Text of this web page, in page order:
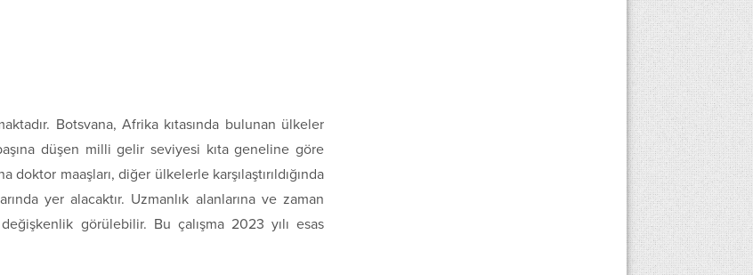
Botsvana, Afrika kıtasında bulunan ülkeler
düşen milli gelir seviyesi kıta geneline göre
maaşları, diğer ülkelerle karşılaştırıldığında
yer alacaktır. Uzmanlık alanlarına ve zaman
görülebilir. Bu çalışma 2023 yılı esas